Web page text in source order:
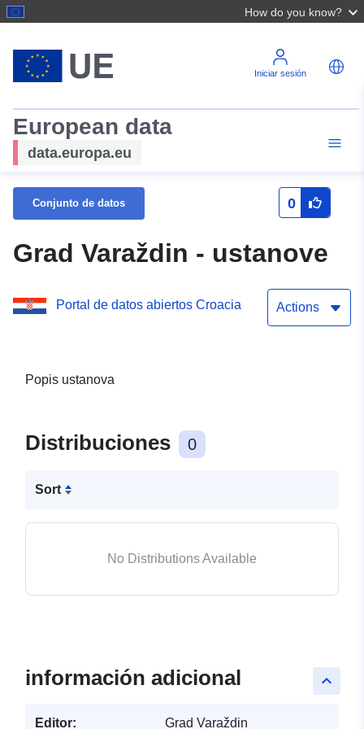
How do you know?
Iniciar sesión
European data
data.europa.eu
Conjunto de datos 0
Grad Varaždin - ustanove
Portal de datos abiertos Croacia Actions
Popis ustanova
Distribuciones 0
Sort
No Distributions Available
keyboard_arrow_up
información adicional
Editor: Grad Varaždin